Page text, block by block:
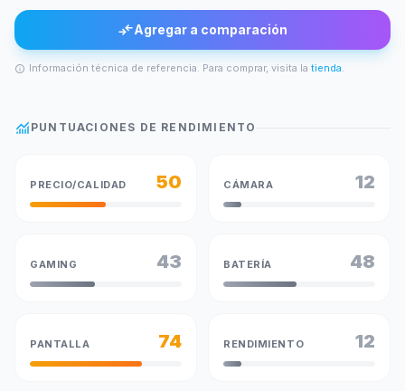
compare_arrowsAgregar a comparación
info Información técnica de referencia. Para comprar, visita la tienda.
monitoring PUNTUACIONES DE RENDIMIENTO
PRECIO/CALIDAD 50 CÁMARA 12
GAMING 43 BATERÍA 48
PANTALLA 74 RENDIMIENTO 12